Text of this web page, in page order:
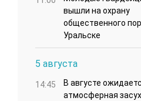
вышли на охрану
общественного
Уральске
5 августа
14:45
В августе
атмосферная